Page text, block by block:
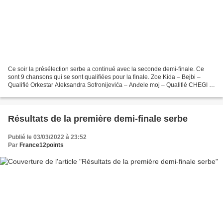
Ce soir la présélection serbe a continué avec la seconde demi-finale. Ce
sont 9 chansons qui se sont qualifiées pour la finale. Zoe Kida – Bejbi –
Qualifié Orkestar Aleksandra Sofronijevića – Anđele moj – Qualifié CHEGI &
Résultats de la première demi-finale serbe
Publié le 03/03/2022 à 23:52
Par France12points